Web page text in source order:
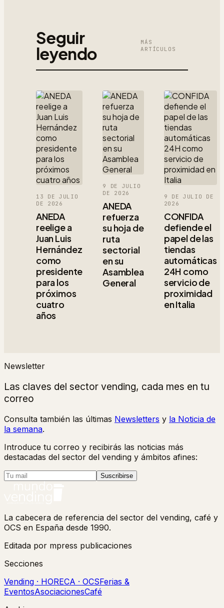
Seguir
leyendo
MÁS
ARTÍCULOS
13 DE JULIO
DE 2026
ANEDA
reelige a
Juan Luis
Hernández
como
presidente
para los
próximos
cuatro
años
9 DE JULIO
DE 2026
ANEDA
refuerza
su hoja de
ruta
sectorial
en su
Asamblea
General
9 DE JULIO DE
2026
CONFIDA
defiende el
papel de las
tiendas
automáticas
24H como
servicio de
proximidad
en Italia
Newsletter
Las claves del sector vending, cada mes en tu
correo
Consulta también las últimas Newsletters y la Noticia de
la semana.
Introduce tu correo y recibirás las noticias más
destacadas del sector del vending y ámbitos afines:
Suscribirse
La cabecera de referencia del sector del vending, café y
OCS en España desde 1990.
Editada por mpress publicaciones
Secciones
Vending · HORECA · OCSFerias &
EventosAsociacionesCafé